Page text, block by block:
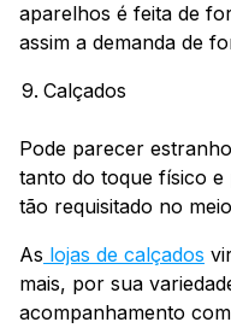
aparelhos é feita de
assim a demanda de
Calçados
Pode parecer
tanto do toque físico
tão requisitado no
As lojas de calçados
mais, por sua
acompanhamento